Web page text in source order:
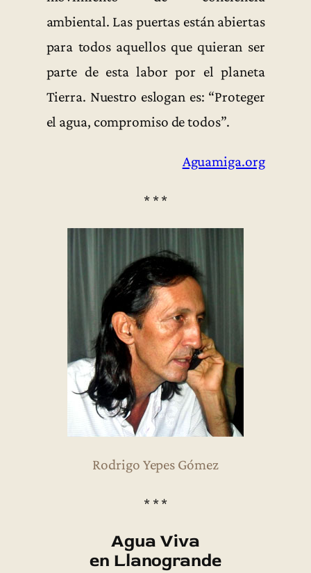
ambiental. Las puertas están abiertas
para todos aquellos que quieran ser
parte de esta labor por el planeta
Tierra. Nuestro eslogan es: “Proteger
el agua, compromiso de todos”.
Aguamiga.org
* * *
Rodrigo Yepes Gómez
* * *
Agua Viva
en Llanogrande